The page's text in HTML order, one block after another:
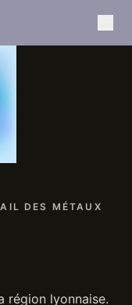
DES MÉTAUX
région lyonnaise.